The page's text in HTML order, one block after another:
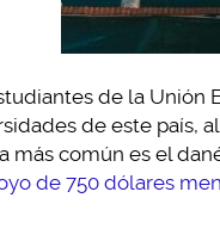
de la Unión
de este país,
más común es el
de 750 dólares